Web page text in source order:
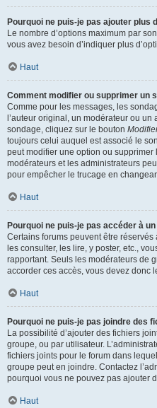
Pourquoi ne puis-je pas ajouter plus
Le nombre d’options maximum par
vous avez besoin d’indiquer plus
Haut
Comment modifier ou supprimer un
Comme pour les messages, les
l’auteur original, un modérateur ou
sondage, cliquez sur le bouton
toujours celui auquel est associé le
peut modifier une option ou supprimer
modérateurs et les administrateurs
pour empêcher le trucage en
Haut
Pourquoi ne puis-je pas accéder à
Certains forums peuvent être
les consulter, les lire, y poster, etc.,
rapportant. Seuls les modérateurs de
accorder ces accès, vous devez donc
Haut
Pourquoi ne puis-je pas joindre des
La possibilité d’ajouter des fichiers
groupe, ou par utilisateur.
fichiers joints pour le forum dans
groupe peut en joindre. Contactez
pourquoi vous ne pouvez pas ajouter
Haut